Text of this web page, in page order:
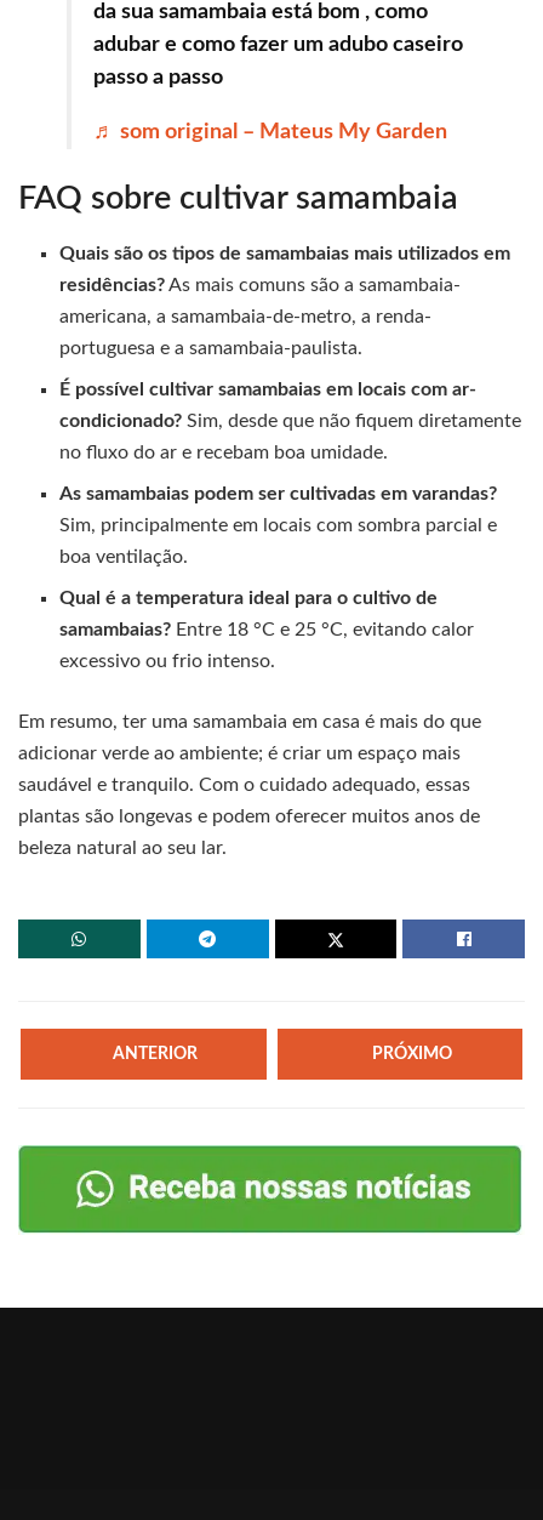
da sua samambaia está bom , como
adubar e como fazer um adubo caseiro
passo a passo
♬ som original – Mateus My Garden
FAQ sobre cultivar samambaia
Quais são os tipos de samambaias mais utilizados em
residências?As mais comuns são a samambaia-
americana, a samambaia-de-metro, a renda-
portuguesa e a samambaia-paulista.
É possível cultivar samambaias em locais com ar-
condicionado? Sim, desde que não fiquem diretamente
no fluxo do ar e recebam boa umidade.
As samambaias podem ser cultivadas em varandas?
Sim, principalmente em locais com sombra parcial e
boa ventilação.
Qual é a temperatura ideal para o cultivo de
samambaias? Entre 18 °C e 25 °C, evitando calor
excessivo ou frio intenso.
Em resumo, ter uma samambaia em casa é mais do que
adicionar verde ao ambiente; é criar um espaço mais
saudável e tranquilo. Com o cuidado adequado, essas
plantas são longevas e podem oferecer muitos anos de
beleza natural ao seu lar.
ANTERIOR PRÓXIMO